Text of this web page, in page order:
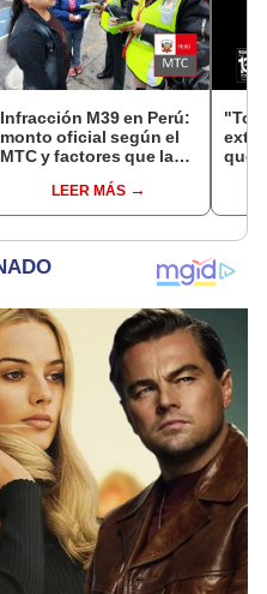
Infracción M39 en Perú:
monto oficial según el
MTC y factores que la
LEER MÁS
que